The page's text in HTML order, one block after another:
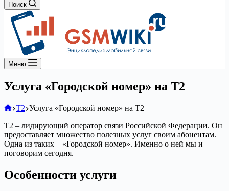
Поиск
Меню
Услуга «Городской номер» на Т2
Главная
Т2 Услуга «Городской номер» на Т2
Т2 – лидирующий оператор связи Российской Федерации. Он
предоставляет множество полезных услуг своим абонентам.
Одна из таких – «Городской номер». Именно о ней мы и
поговорим сегодня.
Особенности услуги